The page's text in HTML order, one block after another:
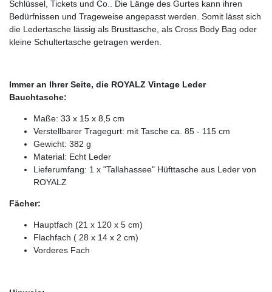
Schlüssel, Tickets und Co.. Die Länge des Gurtes kann ihren
Bedürfnissen und Trageweise angepasst werden. Somit lässt sich
die Ledertasche lässig als Brusttasche, als Cross Body Bag oder
kleine Schultertasche getragen werden.
Immer an Ihrer Seite, die ROYALZ Vintage Leder
Bauchtasche:
Maße: 33 x 15 x 8,5 cm
Verstellbarer Tragegurt: mit Tasche ca. 85 - 115 cm
Gewicht: 382 g
Material: Echt Leder
Lieferumfang: 1 x "Tallahassee" Hüfttasche aus Leder von
ROYALZ
Fächer:
Hauptfach (21 x 120 x 5 cm)
Flachfach ( 28 x 14 x 2 cm)
Vorderes Fach